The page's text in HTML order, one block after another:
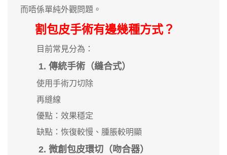
而唔係單純外觀問題。
割包皮手術有邊幾種方式？
目前常見分為：
1. 傳統手術（縫合式）
使用手術刀切除
再縫線
優點：效果穩定
缺點：恢復較慢、腫脹較明顯
2. 微創包皮環切（吻合器）